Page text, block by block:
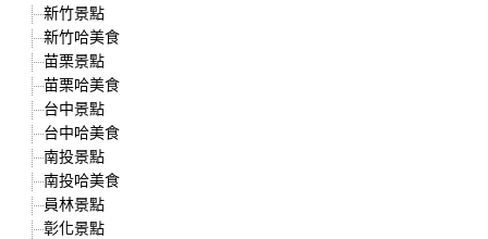
新竹景點
新竹哈美食
苗栗景點
苗栗哈美食
台中景點
台中哈美食
南投景點
南投哈美食
員林景點
彰化景點